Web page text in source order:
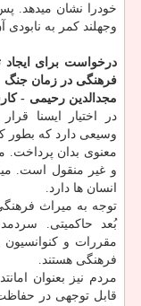
خودرا نشان میدهد.
وجهلند كمر به نابودی
درخواست برای ایجاد
فرهنگی در زمان جنگ
مجدالدین رحیمی -
در اختیار ایسنا
وسیعی دارد كه بطور
معنوی بدان پرداخت.
و غیر منقول است.
انسان ها دارد.
توجه به میراث
بُعد حاكمیتی.
مقررات و
فرهنگی هستند.
مردم نیز بعنوان
قابل توجهی در